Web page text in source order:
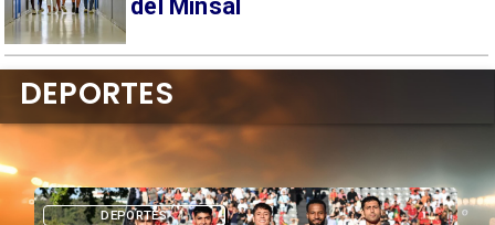
del Minsal
DEPORTES
DEPORTES